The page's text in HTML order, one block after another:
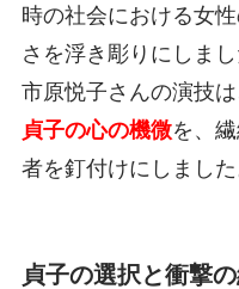
時の社会における女
さを浮き彫りにしまし
市原悦子さんの演技
貞子の心の機微を、
者を釘付けにしました
貞子の選択と衝撃